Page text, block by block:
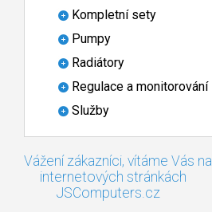
Kompletní sety
Pumpy
Radiátory
Regulace a monitorování
Služby
Vážení zákazníci, vítáme Vás na
internetových stránkách
JSComputers.cz